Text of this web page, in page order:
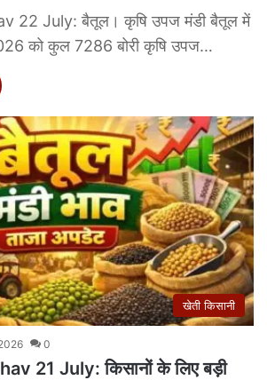
22 July: बैतूल। कृषि उपज मंडी बैतूल में
को कुल 7286 बोरी कृषि उपज…
खेती किसानी
0
21 July: किसानों के लिए बड़ी